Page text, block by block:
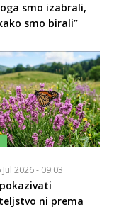
smo izabrali,
smo birali”
Jul 2026 - 09:03
ni prema